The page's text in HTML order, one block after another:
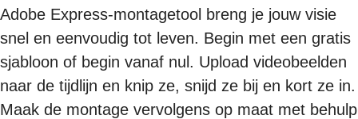
Adobe Express-montagetool breng je jouw visie
snel en eenvoudig tot leven. Begin met een gratis
sjabloon of begin vanaf nul. Upload videobeelden
naar de tijdlijn en knip ze, snijd ze bij en kort ze in.
Maak de montage vervolgens op maat met behulp